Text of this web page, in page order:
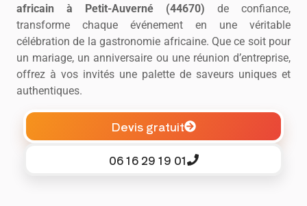
africain à Petit-Auverné (44670) de confiance,
transforme chaque événement en une véritable
célébration de la gastronomie africaine. Que ce soit pour
un mariage, un anniversaire ou une réunion d’entreprise,
offrez à vos invités une palette de saveurs uniques et
authentiques.
Devis gratuit
06 16 29 19 01